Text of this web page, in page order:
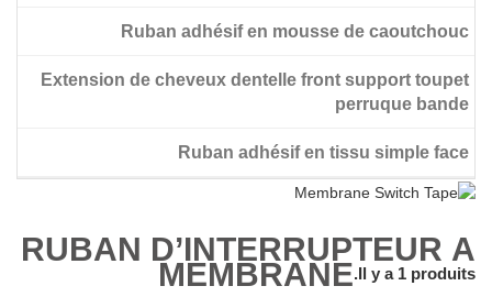
Ruban adhésif en mousse de caoutchouc
Extension de cheveux dentelle front support toupet
perruque bande
perruque ruban adhésif double face
Ruban adhésif en tissu simple face
RUBAN D’INTERRUPTEUR À
MEMBRANE Il y a 1 produits.